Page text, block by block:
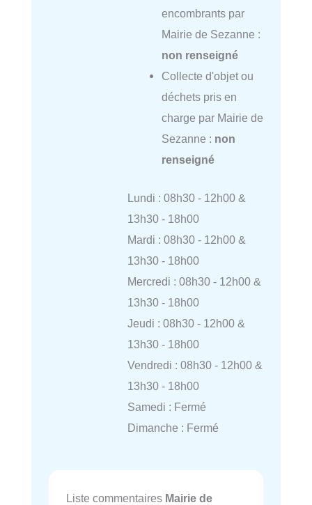
encombrants par
Mairie de Sezanne :
non renseigné
Collecte d'objet ou
déchets pris en
charge par Mairie de
Sezanne : non
renseigné
Lundi : 08h30 - 12h00 &
13h30 - 18h00
Mardi : 08h30 - 12h00 &
13h30 - 18h00
Mercredi : 08h30 - 12h00 &
13h30 - 18h00
Jeudi : 08h30 - 12h00 &
13h30 - 18h00
Vendredi : 08h30 - 12h00 &
13h30 - 18h00
Samedi : Fermé
Dimanche : Fermé
Liste commentaires Mairie de